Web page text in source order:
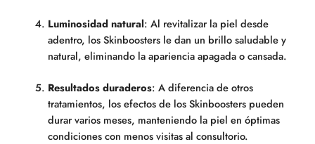
Luminosidad natural: Al revitalizar la piel desde
adentro, los Skinboosters le dan un brillo saludable y
natural, eliminando la apariencia apagada o cansada.
Resultados duraderos: A diferencia de otros
tratamientos, los efectos de los Skinboosters pueden
durar varios meses, manteniendo la piel en óptimas
condiciones con menos visitas al consultorio.